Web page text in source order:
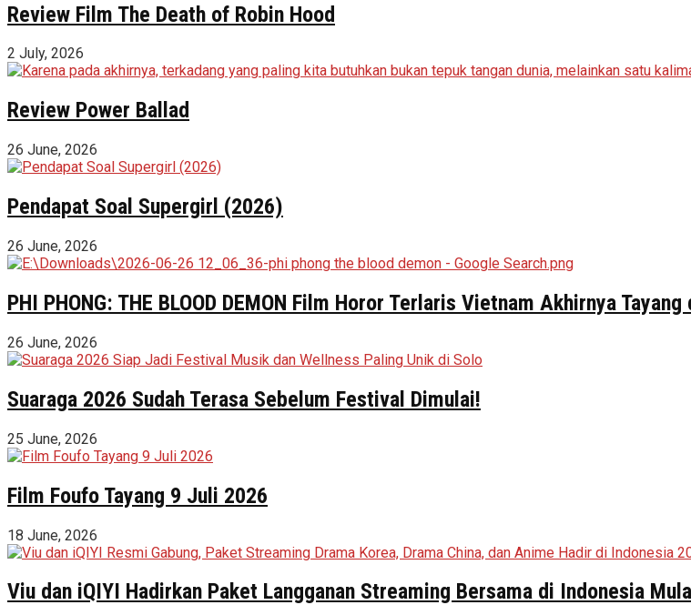
Review Film The Death of Robin Hood
2 July, 2026
Review Power Ballad
26 June, 2026
Pendapat Soal Supergirl (2026)
26 June, 2026
PHI PHONG: THE BLOOD DEMON Film Horor Terlaris Vietnam Akhirnya
26 June, 2026
Suaraga 2026 Sudah Terasa Sebelum Festival Dimulai!
25 June, 2026
Film Foufo Tayang 9 Juli 2026
18 June, 2026
Viu dan iQIYI Hadirkan Paket Langganan Streaming Bersama di Indonesia